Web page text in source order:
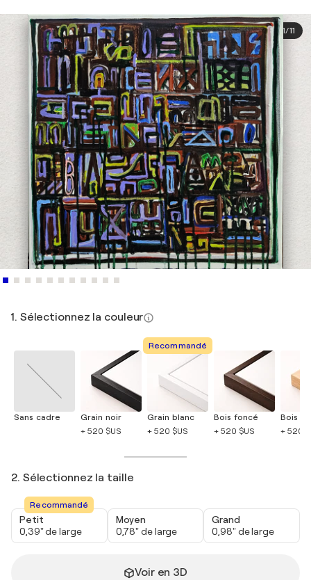
1/11
1. Sélectionnez la couleur
Sans cadre
Grain noir
+ 520 $US
Recommandé
Grain blanc
+ 520 $US
Bois foncé
+ 520 $US
Bois
+ 520
2. Sélectionnez la taille
Recommandé
Petit
0,39" de large
Moyen
0,78" de large
Grand
0,98" de large
Voir en 3D